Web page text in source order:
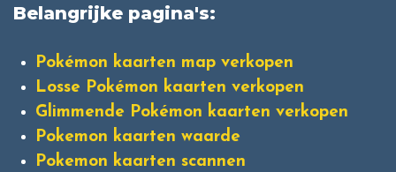
Belangrijke pagina's:
Pokémon kaarten map verkopen
Losse Pokémon kaarten verkopen
Glimmende Pokémon kaarten verkopen
Pokemon kaarten waarde
Pokemon kaarten scannen